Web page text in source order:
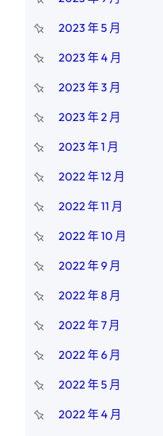
2023 年 5 月
2023 年 4 月
2023 年 3 月
2023 年 2 月
2023 年 1 月
2022 年 12 月
2022 年 11 月
2022 年 10 月
2022 年 9 月
2022 年 8 月
2022 年 7 月
2022 年 6 月
2022 年 5 月
2022 年 4 月